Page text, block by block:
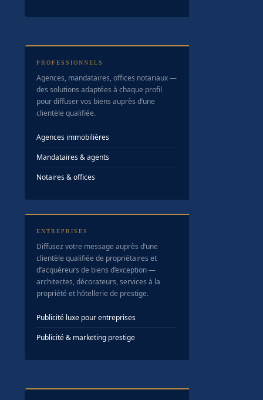
PROFESSIONNELS
Agences, mandataires, offices notariaux —
des solutions adaptées à chaque profil
pour diffuser vos biens auprès d’une
clientèle qualifiée.
Agences immobilières
Mandataires & agents
Notaires & offices
ENTREPRISES
Diffusez votre message auprès d’une
clientèle qualifiée de propriétaires et
d’acquéreurs de biens d’exception —
architectes, décorateurs, services à la
propriété et hôtellerie de prestige.
Publicité luxe pour entreprises
Publicité & marketing prestige